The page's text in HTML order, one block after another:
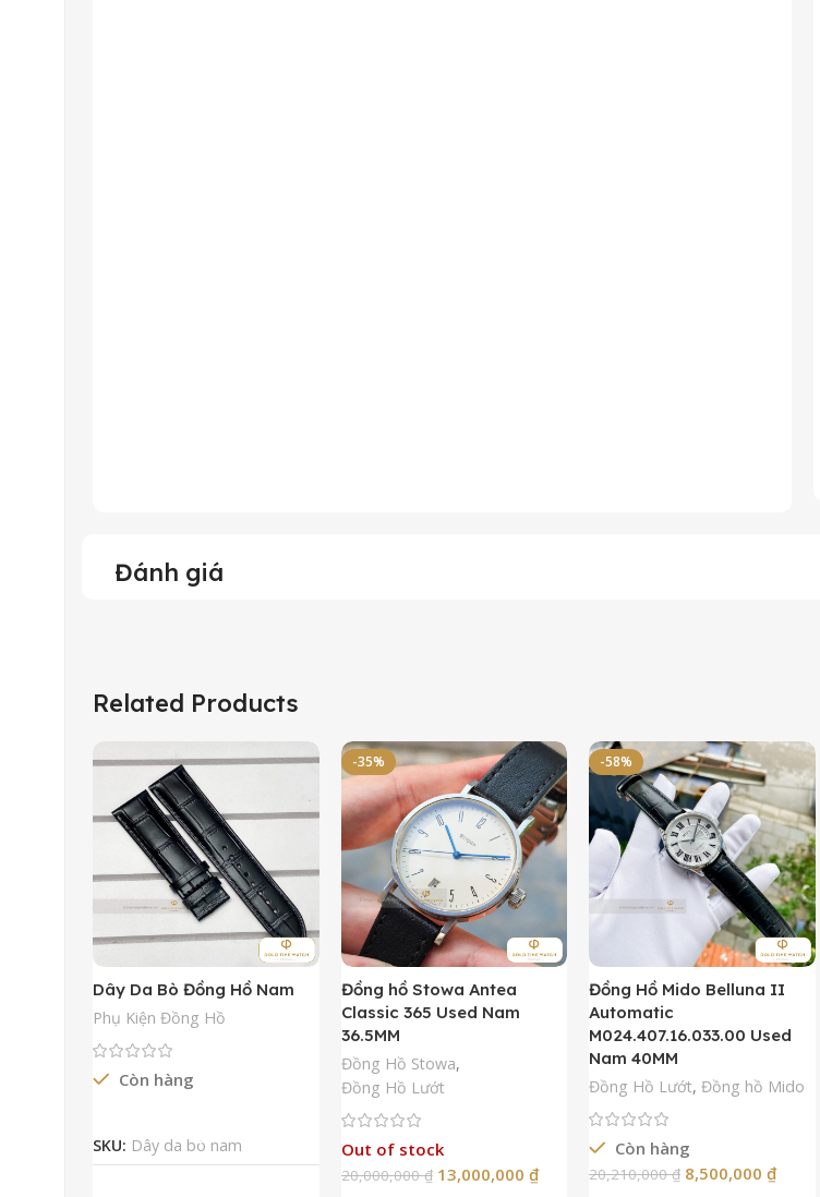
Đánh giá
Related Products
Dây Da Bò Đồng Hồ Nam
Phụ Kiện Đồng Hồ
Còn hàng
SKU: Dây da bò nam
-35%
Đồng hồ Stowa Antea
Classic 365 Used Nam
36.5MM
Đồng Hồ Stowa,
Đồng Hồ Lướt
Out of stock
20,000,000₫ 13,000,000 ₫
-58%
Đồng Hồ Mido Belluna II
Automatic
M024.407.16.033.00 Used
Nam 40MM
Đồng Hồ Lướt, Đồng hồ Mido
Còn hàng
20,210,000₫ 8,500,000 ₫